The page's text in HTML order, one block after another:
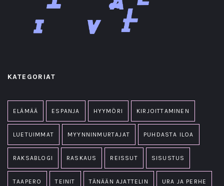
KATEGORIAT
ELÄMÄÄ ESPANJA HYYMÖRI KIRJOITTAMINEN
LUETUIMMAT MYYNNINMURTAJAT PUHDASTA ILOA
RAKSABLOGI RASKAUS REISSUT SISUSTUS
TAAPERO TEINIT TÄNÄÄN AJATTELIN URA JA PERHE